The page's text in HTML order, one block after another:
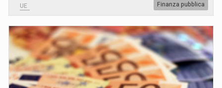
UE Finanza pubblica